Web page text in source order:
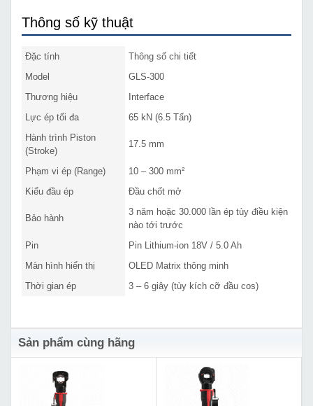
Thông số kỹ thuật
Đặc tính
Thông số chi tiết
Model
GLS-300
Thương hiệu
Interface
Lực ép tối đa
65 kN (6.5 Tấn)
Hành trình Piston
(Stroke)
17.5 mm
Phạm vi ép (Range)
10 – 300 mm²
Kiểu đầu ép
Đầu chốt mở
Bảo hành
3 năm hoặc 30.000 lần ép tùy điều kiện
nào tới trước
Pin
Pin Lithium-ion 18V / 5.0 Ah
Màn hình hiển thị
OLED Matrix thông minh
Thời gian ép
3 – 6 giây (tùy kích cỡ đầu cos)
Sản phẩm cùng hãng